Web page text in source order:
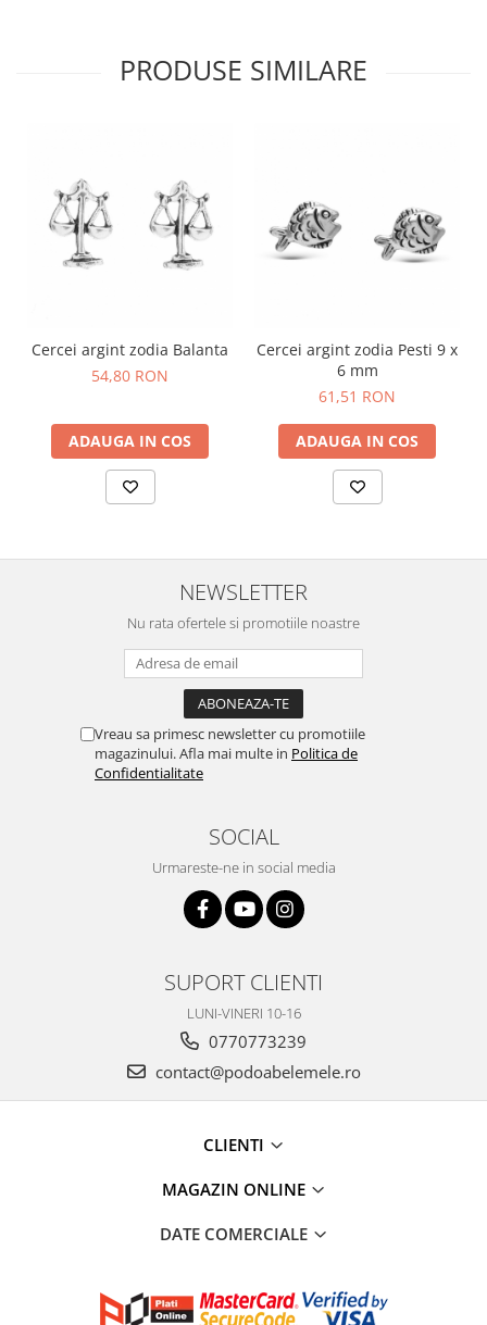
PRODUSE SIMILARE
Cercei argint zodia Balanta
54,80 RON
ADAUGA IN COS
Cercei argint zodia Pesti 9 x
6 mm
61,51 RON
ADAUGA IN COS
NEWSLETTER
Nu rata ofertele si promotiile noastre
Vreau sa primesc newsletter cu promotiile
magazinului. Afla mai multe in Politica de
Confidentialitate
SOCIAL
Urmareste-ne in social media
SUPORT CLIENTI
LUNI-VINERI 10-16
0770773239
contact@podoabelemele.ro
CLIENTI
MAGAZIN ONLINE
DATE COMERCIALE